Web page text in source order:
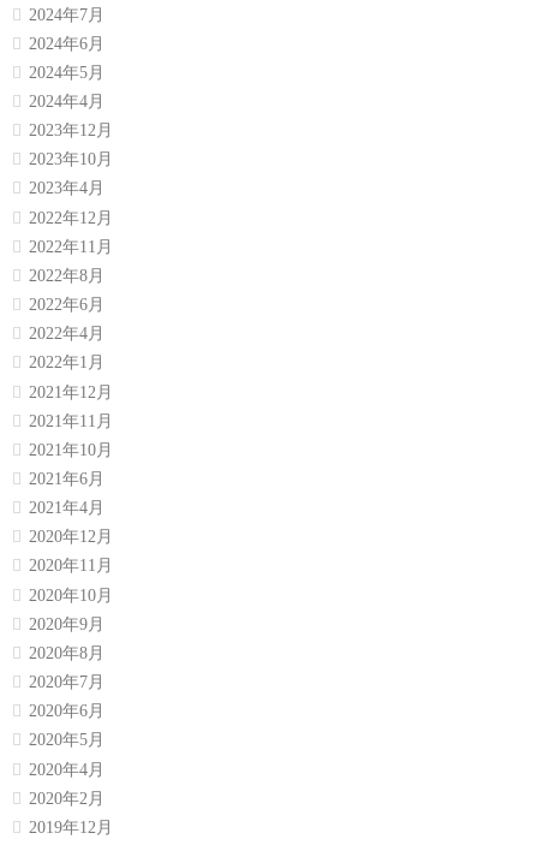
2024年7月
2024年6月
2024年5月
2024年4月
2023年12月
2023年10月
2023年4月
2022年12月
2022年11月
2022年8月
2022年6月
2022年4月
2022年1月
2021年12月
2021年11月
2021年10月
2021年6月
2021年4月
2020年12月
2020年11月
2020年10月
2020年9月
2020年8月
2020年7月
2020年6月
2020年5月
2020年4月
2020年2月
2019年12月